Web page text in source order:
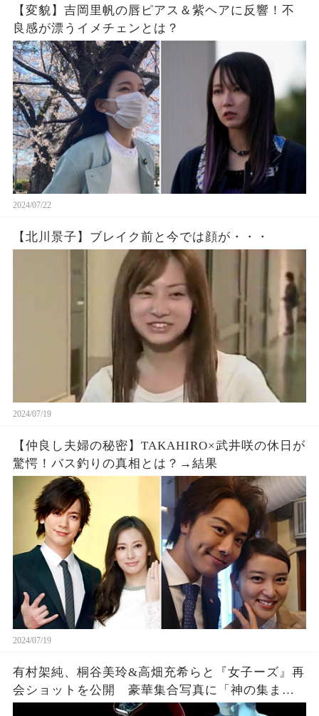
【変貌】吉岡里帆の唇ピアス＆紫ヘアに反響！不
良感が漂うイメチェンとは？
2024/07/22
【北川景子】ブレイク前と今では顔が・・・
2024/07/19
【仲良し夫婦の秘密】TAKAHIRO×武井咲の休日が
驚愕！バス釣りの真相とは？→結果
2024/07/19
有村架純、桐谷美玲&高畑充希らと『女子ーズ』再
会ショットを公開 豪華集合写真に「神の集ま
り」「一生拝めます」の声